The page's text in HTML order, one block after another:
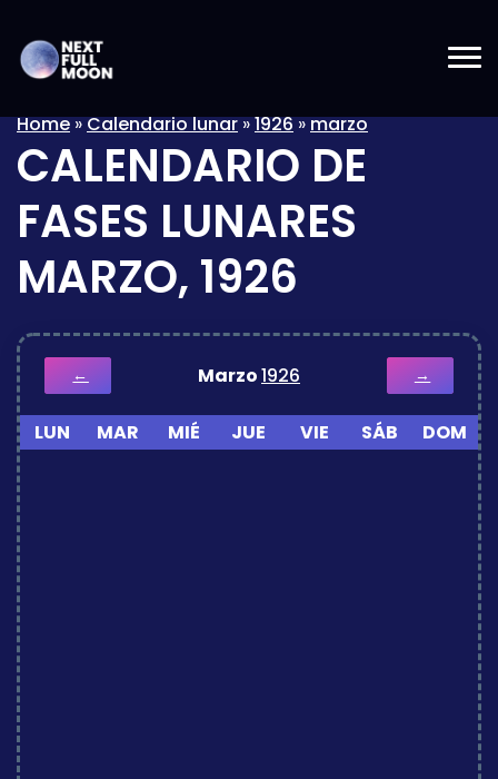
Home»Calendario lunar»1926»marzo
CALENDARIO DE
FASES LUNARES
MARZO, 1926
← Marzo1926 →
LUN MAR MIÉ JUE VIE SÁB DOM